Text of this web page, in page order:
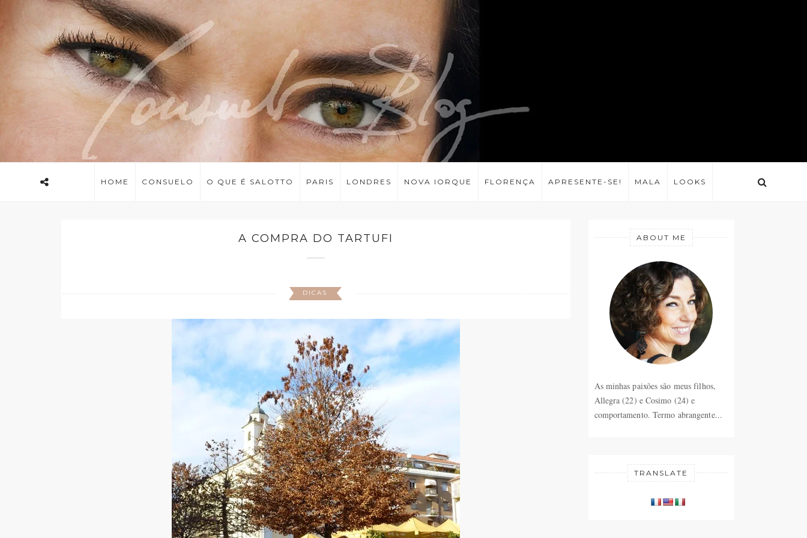
HOME CONSUELO O QUE É SALOTTO PARIS LONDRES NOVA IORQUE FLORENÇA APRESENTE-SE! MALA LOOKS
A COMPRA DO TARTUFI
DICAS
ABOUT ME
As minhas paixões são meus filhos,
Allegra (22) e Cosimo (24) e
comportamento. Termo abrangente...
TRANSLATE